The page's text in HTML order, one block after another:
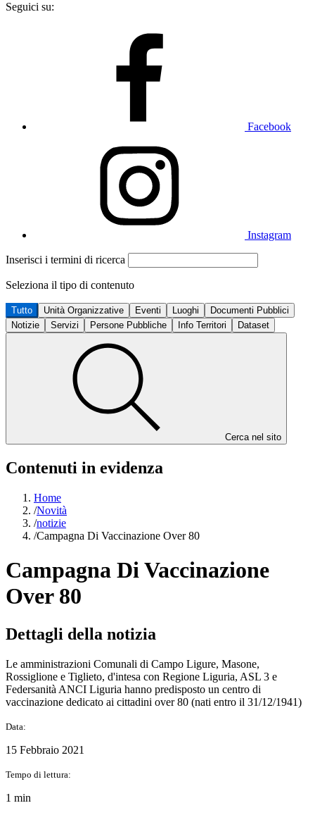
Seguici su:
Facebook
Instagram
Inserisci i termini di ricerca
Seleziona il tipo di contenuto
Tutto Unità Organizzative Eventi Luoghi
Documenti Pubblici
Notizie
Servizi Persone Pubbliche Info Territori Dataset
Cerca nel sito
Contenuti in evidenza
Home
/Novità
/notizie
/Campagna Di Vaccinazione Over 80
Campagna Di Vaccinazione
Over 80
Dettagli della notizia
Le amministrazioni Comunali di Campo Ligure, Masone,
Rossiglione e Tiglieto, d'intesa con Regione Liguria, ASL 3 e
Federsanità ANCI Liguria hanno predisposto un centro di
vaccinazione dedicato ai cittadini over 80 (nati entro il 31/12/1941)
Data:
15 Febbraio 2021
Tempo di lettura:
1 min